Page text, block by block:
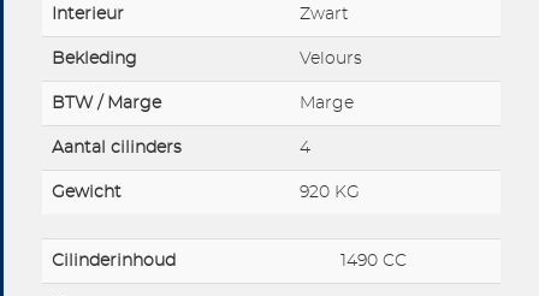
Interieur Zwart
Bekleding Velours
BTW / Marge Marge
Aantal cilinders 4
Gewicht 920 KG
Cilinderinhoud 1490 CC